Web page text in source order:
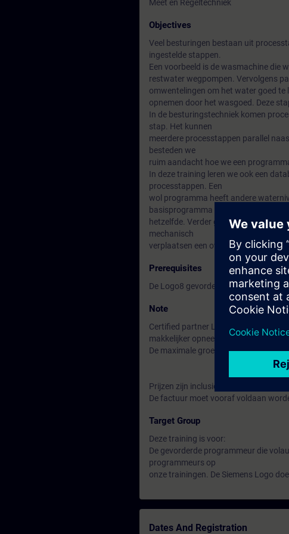
Meet en Regeltechniek
Objectives
Veel besturingen bestaan uit
ingestelde stappen.
Een voorbeeld is de wasmachine die
restwater wegpompen. Vervolgens
omwentelingen om het water goed te
opnemen door het wasgoed. Deze
In de besturingstechniek komen
stap. Het kunnen
meerdere processtappen parallel
besteden we
ruim aandacht hoe we een
In deze training leren we ook een
processtappen. Een
wol programma heeft andere
basisprogramma blijft
hetzelfde. Verder gaan we een stukje
mechanisch
verplaatsen een overshoot te
Prerequisites
De Logo8 gevorderden opleiding of
Note
Certified partner Logo8 in Made
makkelijker opneemt en begrijpt.
De maximale groepsgrootte is 4
Prijzen zijn inclusief koffie / thee en
De factuur moet vooraf voldaan
Target Group
Deze training is voor:
De gevorderde programmeur die
programmeurs op
onze trainingen. De Siemens Logo
Dates And Registration